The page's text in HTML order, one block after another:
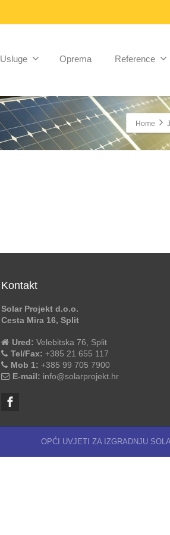
Usluge Oprema Reference
Home
Kontakt
Solar Projekt d.o.o.
Cesta Mira 16, Split
Ured: Velebitska 76, Split
Tel/Fax: +385 21 655 117
Mob 1: +385 99 705 7900
E-mail: info@solarprojekt.hr
OPĆI UVJETI ZA IZGRADNJU